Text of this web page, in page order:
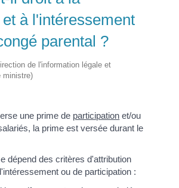
à l'intéressement
parental ?
de l'information légale et
ministre)
une prime de participation et/ou
la prime est versée durant le
dépend des critères d'attribution
ou de participation :